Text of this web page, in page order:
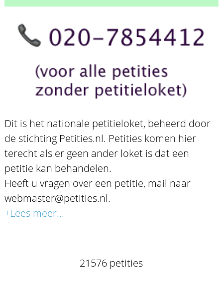
Dit is het nationale petitieloket, beheerd door
de stichting Petities.nl. Petities komen hier
terecht als er geen ander loket is dat een
petitie kan behandelen.
Heeft u vragen over een petitie, mail naar
webmaster@petities.nl.
+Lees meer...
21576 petities